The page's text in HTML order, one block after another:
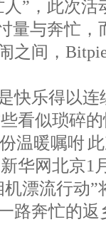
”，此次活
量与奔忙，
之间，
快乐得以连
看似琐碎的
温暖嘱咐
华网北京1
漂流行动”
路奔忙的返